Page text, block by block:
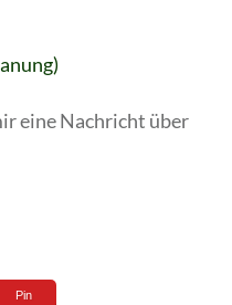
eine Nachricht über
Pin